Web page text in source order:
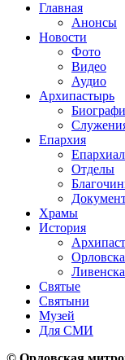
Главная
Анонсы
Новости
Фото
Видео
Аудио
Архипастырь
Епархия
Отделы
Храмы
История
Святые
Святыни
Музей
Для СМИ